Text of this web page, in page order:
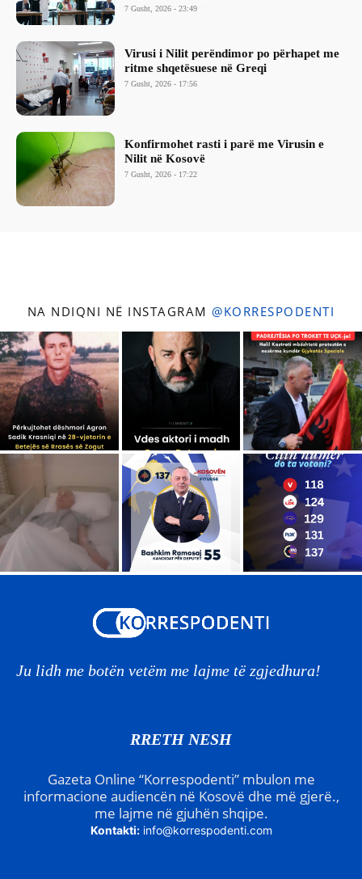
7 Gusht, 2026 - 23:49
Virusi i Nilit perëndimor po përhapet me
ritme shqetësuese në Greqi
7 Gusht, 2026 - 17:56
Konfirmohet rasti i parë me Virusin e
Nilit në Kosovë
7 Gusht, 2026 - 17:22
NA NDIQNI NË INSTAGRAM @KORRESPODENTI
Ju lidh me botën vetëm me lajme të zgjedhura!
RRETH NESH
Gazeta Online “Korrespodenti” mbulon me
informacione audiencën në Kosovë dhe më gjerë.,
me lajme në gjuhën shqipe.
Kontakti: info@korrespodenti.com